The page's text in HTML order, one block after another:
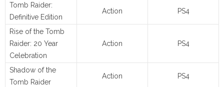
Tomb Raider:
Definitive Edition
Action PS4
Rise of the Tomb
Raider: 20 Year
Celebration
Action PS4
Shadow of the
Tomb Raider
Action PS4